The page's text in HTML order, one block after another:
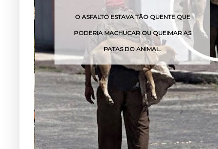
QUENTE QUE
OU QUEIMAR AS
O VENENO DESSA COBRA
POUCAS HORAS